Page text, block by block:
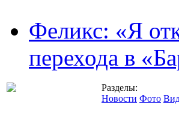
Феликс: «Я
перехода в
Разделы:
Новости Фото